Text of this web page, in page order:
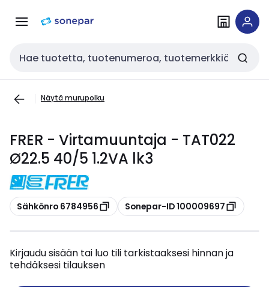
navigointiinsisältöön
Haku
Näytä murupolku
FRER - Virtamuuntaja - TAT022
Ø22.5 40/5 1.2VA lk3
Kopioi
Sähkönro 6784956 Kopioi
Sonepar-ID 100009697
Kirjaudu sisään tai luo tili tarkistaaksesi hinnan ja
tehdäksesi tilauksen